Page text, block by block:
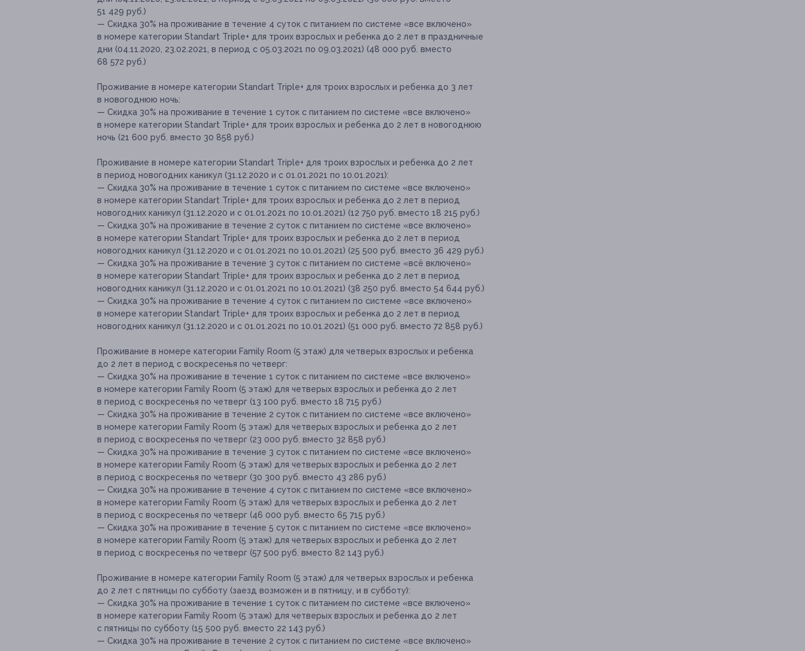
51 429 руб.)
— Скидка 30% на проживание в течение 4 суток с питанием по системе «все включено»
в номере категории Standart Triple+ для троих взрослых и ребенка до 2 лет в праздничные
дни (04.11.2020, 23.02.2021, в период с 05.03.2021 по 09.03.2021) (48 000 руб. вместо
68 572 руб.)
Проживание в номере категории Standart Triple+ для троих взрослых и ребенка до 3 лет
в новогоднюю ночь:
— Скидка 30% на проживание в течение 1 суток с питанием по системе «все включено»
в номере категории Standart Triple+ для троих взрослых и ребенка до 2 лет в новогоднюю
ночь (21 600 руб. вместо 30 858 руб.)
Проживание в номере категории Standart Triple+ для троих взрослых и ребенка до 2 лет
в период новогодних каникул (31.12.2020 и с 01.01.2021 по 10.01.2021):
— Скидка 30% на проживание в течение 1 суток с питанием по системе «все включено»
в номере категории Standart Triple+ для троих взрослых и ребенка до 2 лет в период
новогодних каникул (31.12.2020 и с 01.01.2021 по 10.01.2021) (12 750 руб. вместо 18 215 руб.)
— Скидка 30% на проживание в течение 2 суток с питанием по системе «все включено»
в номере категории Standart Triple+ для троих взрослых и ребенка до 2 лет в период
новогодних каникул (31.12.2020 и с 01.01.2021 по 10.01.2021) (25 500 руб. вместо 36 429 руб.)
— Скидка 30% на проживание в течение 3 суток с питанием по системе «всё включено»
в номере категории Standart Triple+ для троих взрослых и ребенка до 2 лет в период
новогодних каникул (31.12.2020 и с 01.01.2021 по 10.01.2021) (38 250 руб. вместо 54 644 руб.)
— Скидка 30% на проживание в течение 4 суток с питанием по системе «все включено»
в номере категории Standart Triple+ для троих взрослых и ребенка до 2 лет в период
новогодних каникул (31.12.2020 и с 01.01.2021 по 10.01.2021) (51 000 руб. вместо 72 858 руб.)
Проживание в номере категории Family Room (5 этаж) для четверых взрослых и ребенка
до 2 лет в период с воскресенья по четверг:
— Скидка 30% на проживание в течение 1 суток с питанием по системе «все включено»
в номере категории Family Room (5 этаж) для четверых взрослых и ребенка до 2 лет
в период с воскресенья по четверг (13 100 руб. вместо 18 715 руб.)
— Скидка 30% на проживание в течение 2 суток с питанием по системе «все включено»
в номере категории Family Room (5 этаж) для четверых взрослых и ребенка до 2 лет
в период с воскресенья по четверг (23 000 руб. вместо 32 858 руб.)
— Скидка 30% на проживание в течение 3 суток с питанием по системе «все включено»
в номере категории Family Room (5 этаж) для четверых взрослых и ребенка до 2 лет
в период с воскресенья по четверг (30 300 руб. вместо 43 286 руб.)
— Скидка 30% на проживание в течение 4 суток с питанием по системе «все включено»
в номере категории Family Room (5 этаж) для четверых взрослых и ребенка до 2 лет
в период с воскресенья по четверг (46 000 руб. вместо 65 715 руб.)
— Скидка 30% на проживание в течение 5 суток с питанием по системе «все включено»
в номере категории Family Room (5 этаж) для четверых взрослых и ребенка до 2 лет
в период с воскресенья по четверг (57 500 руб. вместо 82 143 руб.)
Проживание в номере категории Family Room (5 этаж) для четверых взрослых и ребенка
до 2 лет с пятницы по субботу (заезд возможен и в пятницу, и в субботу):
— Скидка 30% на проживание в течение 1 суток с питанием по системе «все включено»
в номере категории Family Room (5 этаж) для четверых взрослых и ребенка до 2 лет
с пятницы по субботу (15 500 руб. вместо 22 143 руб.)
— Скидка 30% на проживание в течение 2 суток с питанием по системе «все включено»